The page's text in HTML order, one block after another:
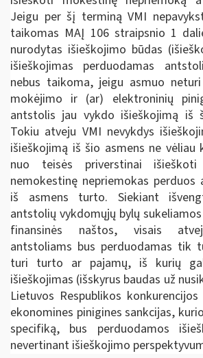
Jeigu per šį terminą VMI
taikomas MAĮ 106 straipsnio 1
nurodytas išieškojimo būdas
išieškojimas perduodamas
nebus taikoma, jeigu asmuo
mokėjimo ir (ar) elektroninių
antstolis jau vykdo išieškojimą iš
Tokiu atveju VMI nevykdys
išieškojimą iš šio asmens ne vėliau
nuo teisės priverstinai
nemokestinę nepriemokas
iš asmens turto. Siekiant
antstolių vykdomųjų bylų
finansinės naštos, visais
antstoliams bus perduodamas tik
turi turto ar pajamų, iš kurių
išieškojimas (išskyrus baudas už
Lietuvos Respublikos
ekonomines pinigines sankcijas,
specifiką, bus perduodamos
nevertinant išieškojimo